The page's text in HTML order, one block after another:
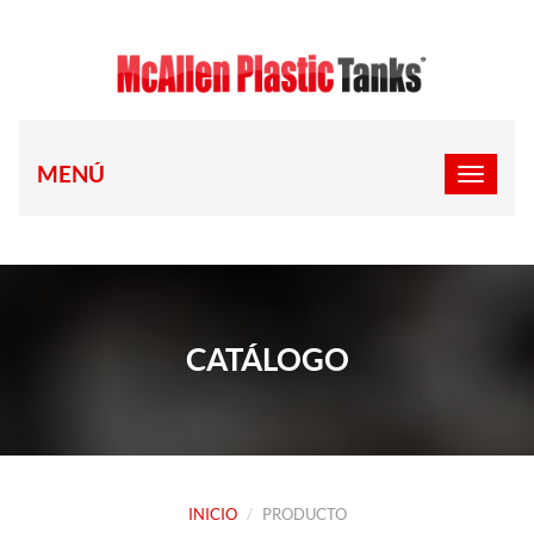
MENÚ
CATÁLOGO
INICIO PRODUCTO